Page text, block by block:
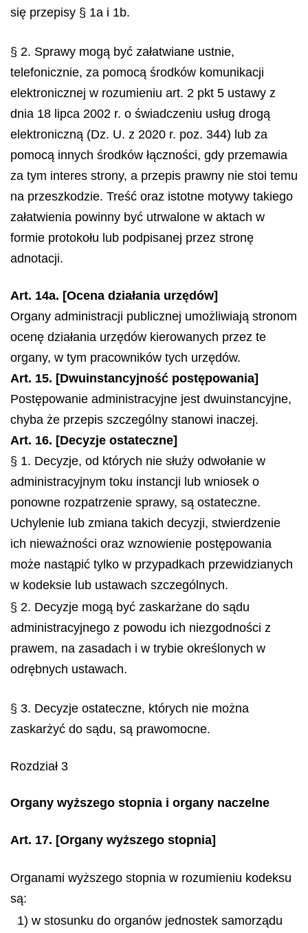
się przepisy § 1a i 1b.
§ 2. Sprawy mogą być załatwiane ustnie,
telefonicznie, za pomocą środków komunikacji
elektronicznej w rozumieniu art. 2 pkt 5 ustawy z
dnia 18 lipca 2002 r. o świadczeniu usług drogą
elektroniczną (Dz. U. z 2020 r. poz. 344) lub za
pomocą innych środków łączności, gdy przemawia
za tym interes strony, a przepis prawny nie stoi temu
na przeszkodzie. Treść oraz istotne motywy takiego
załatwienia powinny być utrwalone w aktach w
formie protokołu lub podpisanej przez stronę
adnotacji.
Art. 14a. [Ocena działania urzędów]
Organy administracji publicznej umożliwiają stronom
ocenę działania urzędów kierowanych przez te
organy, w tym pracowników tych urzędów.
Art. 15. [Dwuinstancyjność postępowania]
Postępowanie administracyjne jest dwuinstancyjne,
chyba że przepis szczególny stanowi inaczej.
Art. 16. [Decyzje ostateczne]
§ 1. Decyzje, od których nie służy odwołanie w
administracyjnym toku instancji lub wniosek o
ponowne rozpatrzenie sprawy, są ostateczne.
Uchylenie lub zmiana takich decyzji, stwierdzenie
ich nieważności oraz wznowienie postępowania
może nastąpić tylko w przypadkach przewidzianych
w kodeksie lub ustawach szczególnych.
§ 2. Decyzje mogą być zaskarżane do sądu
administracyjnego z powodu ich niezgodności z
prawem, na zasadach i w trybie określonych w
odrębnych ustawach.
§ 3. Decyzje ostateczne, których nie można
zaskarżyć do sądu, są prawomocne.
Rozdział 3
Organy wyższego stopnia i organy naczelne
Art. 17. [Organy wyższego stopnia]
Organami wyższego stopnia w rozumieniu kodeksu
są:
1) w stosunku do organów jednostek samorządu